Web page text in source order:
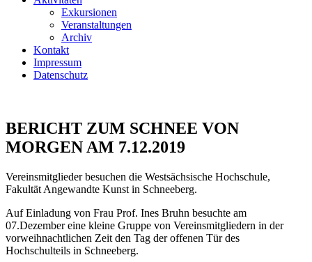
Exkursionen
Veranstaltungen
Archiv
Kontakt
Impressum
Datenschutz
BERICHT ZUM SCHNEE VON
MORGEN AM 7.12.2019
Vereinsmitglieder besuchen die Westsächsische Hochschule,
Fakultät Angewandte Kunst in Schneeberg.
Auf Einladung von Frau Prof. Ines Bruhn besuchte am
07.Dezember eine kleine Gruppe von Vereinsmitgliedern in der
vorweihnachtlichen Zeit den Tag der offenen Tür des
Hochschulteils in Schneeberg.